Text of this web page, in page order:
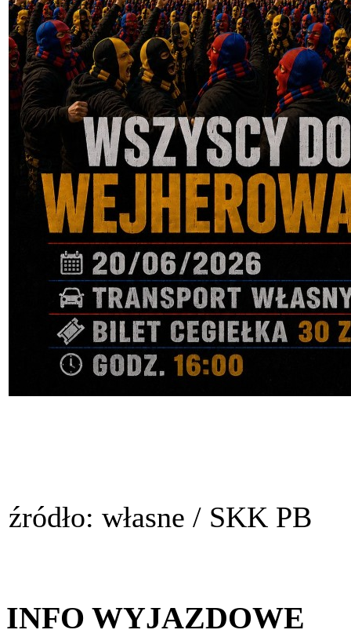
źródło: własne / SKK PB
INFO WYJAZDOWE